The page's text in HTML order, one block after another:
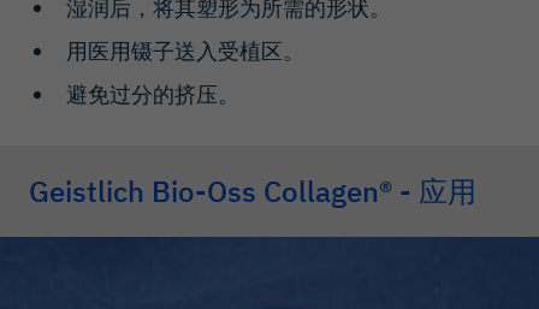
湿润后，将其塑形为所需的形状。
用医用镊子送入受植区。
避免过分的挤压。
Geistlich Bio-Oss Collagen® - 应用